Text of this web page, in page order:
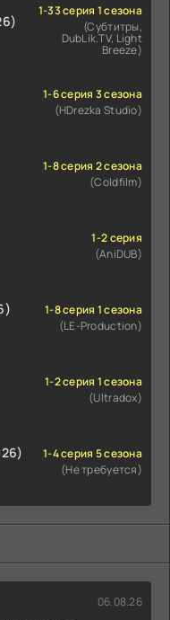
1-33 серия 1 сезона
(Субтитры,
DubLik.TV, Light
Breeze)
1-6 серия 3 сезона
(HDrezka Studio)
1-8 серия 2 сезона
(Coldfilm)
1-2 серия
(AniDUB)
1-8 серия 1 сезона
(LE-Production)
1-2 серия 1 сезона
(Ultradox)
1-4 серия 5 сезона
(Не требуется)
06.08.26